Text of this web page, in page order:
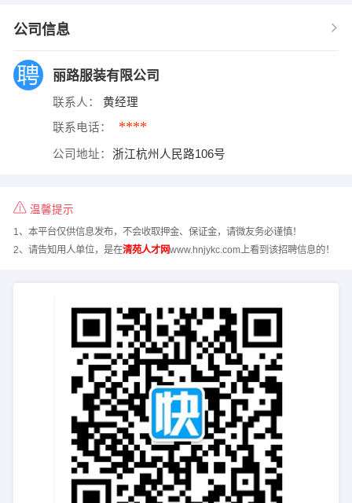
公司信息
丽路服装有限公司
联系人： 黄经理
联系电话： ****
公司地址： 浙江杭州人民路106号
温馨提示
1、本平台仅供信息发布，不会收取押金、保证金，请微友务必谨慎！
2、请告知用人单位，是在清苑人才网www.hnjykc.com上看到该招聘信息的！